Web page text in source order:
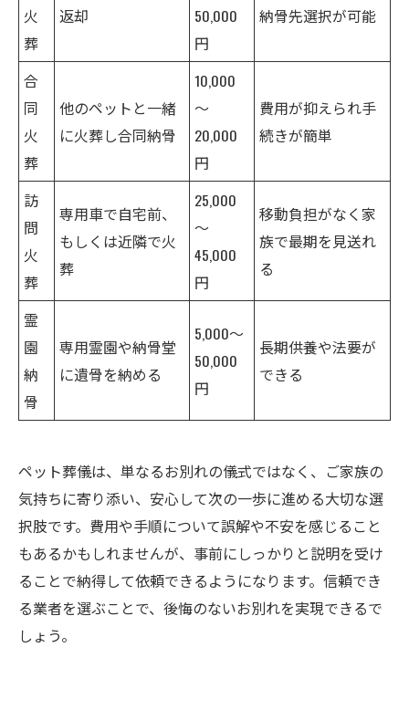
火
葬
返却
50,000
円
納骨先選択が可能
合
同
火
葬
他のペットと一緒
に火葬し合同納骨
10,000
～
20,000
円
費用が抑えられ手
続きが簡単
訪
問
火
葬
専用車で自宅前、
もしくは近隣で火
葬
25,000
～
45,000
円
移動負担がなく家
族で最期を見送れ
る
霊
園
納
骨
専用霊園や納骨堂
に遺骨を納める
5,000～
50,000
円
長期供養や法要が
できる
ペット葬儀は、単なるお別れの儀式ではなく、ご家族の
気持ちに寄り添い、安心して次の一歩に進める大切な選
択肢です。費用や手順について誤解や不安を感じること
もあるかもしれませんが、事前にしっかりと説明を受け
ることで納得して依頼できるようになります。信頼でき
る業者を選ぶことで、後悔のないお別れを実現できるで
しょう。